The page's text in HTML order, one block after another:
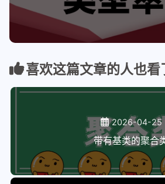
喜欢这篇文章的人也看
2026-04-25
带有基类的聚合